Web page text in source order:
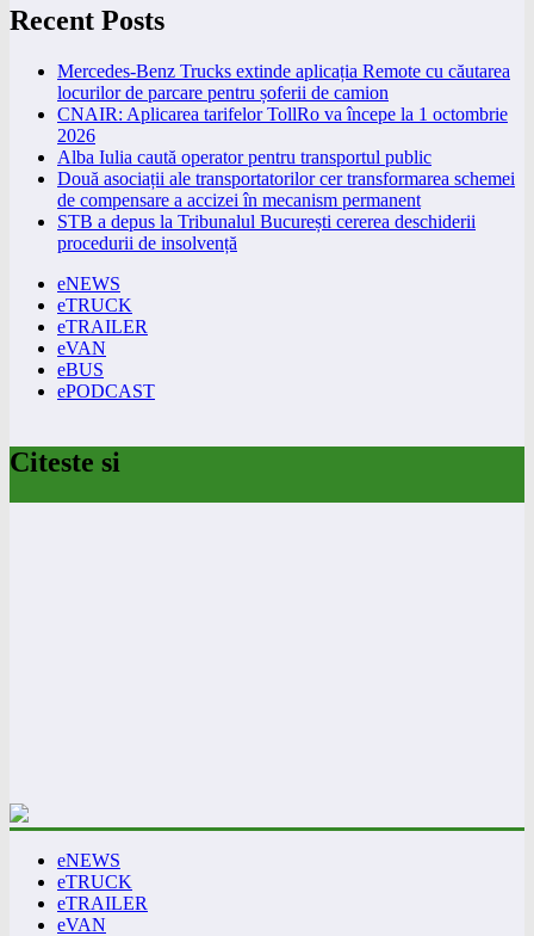
Recent Posts
Mercedes-Benz Trucks extinde aplicația Remote cu căutarea
locurilor de parcare pentru șoferii de camion
CNAIR: Aplicarea tarifelor TollRo va începe la 1 octombrie
2026
Alba Iulia caută operator pentru transportul public
Două asociații ale transportatorilor cer transformarea schemei
de compensare a accizei în mecanism permanent
STB a depus la Tribunalul București cererea deschiderii
procedurii de insolvență
eNEWS
eTRUCK
eTRAILER
eVAN
eBUS
ePODCAST
Citeste si
eTRAILER
eVAN
eBUS
ePODCAST